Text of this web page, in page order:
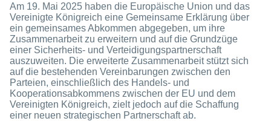
Am 19. Mai 2025 haben die Europäische Union und das
Vereinigte Königreich eine Gemeinsame Erklärung über
ein gemeinsames Abkommen abgegeben, um ihre
Zusammenarbeit zu erweitern und auf die Grundzüge
einer Sicherheits- und Verteidigungspartnerschaft
auszuweiten. Die erweiterte Zusammenarbeit stützt sich
auf die bestehenden Vereinbarungen zwischen den
Parteien, einschließlich des Handels- und
Kooperationsabkommens zwischen der EU und dem
Vereinigten Königreich, zielt jedoch auf die Schaffung
einer neuen strategischen Partnerschaft ab.